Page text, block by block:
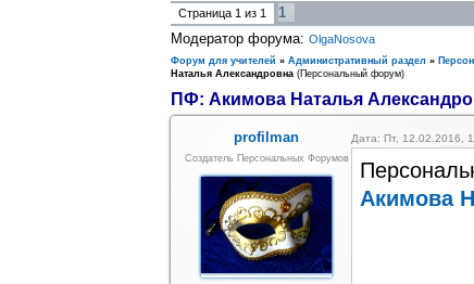
Страница 1 из 1
1
Модератор форума: OlgaNosova
Форум для учителей » Административный раздел »
Наталья Александровна (Персональный форум)
ПФ: Акимова Наталья
profilman Дата: Пт, 12.02.2016,
Создатель Персональных Форумов
Акимова